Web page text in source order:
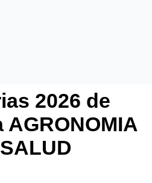
2026 de